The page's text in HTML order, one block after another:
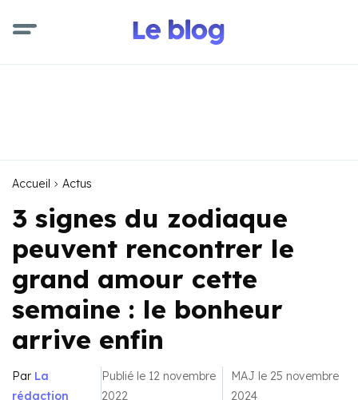
Accueil Actus
3 signes du zodiaque
peuvent rencontrer le
grand amour cette
semaine : le bonheur
arrive enfin
Par La
rédaction
Publié le 12 novembre
2022
MAJ le 25 novembre
2024